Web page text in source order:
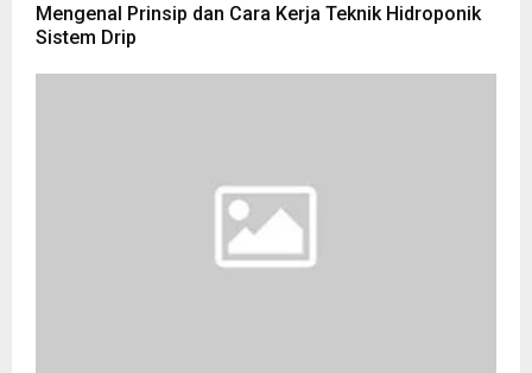
Mengenal Prinsip dan Cara Kerja Teknik Hidroponik
Sistem Drip